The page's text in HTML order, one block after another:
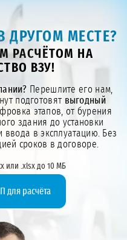
ДРУГОМ МЕСТЕ?
РАСЧЁТОМ НА
ВЗУ!
Перешлите его нам,
подготовят выгодный
этапов, от бурения
здания до установки
ввода в эксплуатацию. Без
сроков в договоре.
или .xlsx до 10 МБ
для расчёта